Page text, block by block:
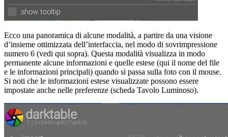
Ecco una panoramica di alcune modalità, a partire da una visione
d’insieme ottimizzata dell’interfaccia, nel modo di sovrimpressione
numero 6 (vedi qui sopra). Questa modalità visualizza in modo
permanente alcune informazioni e quelle estese (qui il nome del file
e le informazioni principali) quando si passa sulla foto con il mouse.
Si noti che le informazioni estese visualizzate possono essere
impostate anche nelle preferenze (scheda Tavolo Luminoso).